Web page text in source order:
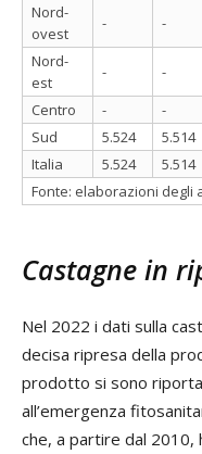
Nord-
ovest
- -
Nord-
est
- -
Centro
- -
Sud
5.524 5.514
Italia
5.524 5.514
Fonte: elaborazioni degli
Castagne in
Nel 2022 i dati sulla
decisa ripresa della
prodotto si sono
all’emergenza
che, a partire dal